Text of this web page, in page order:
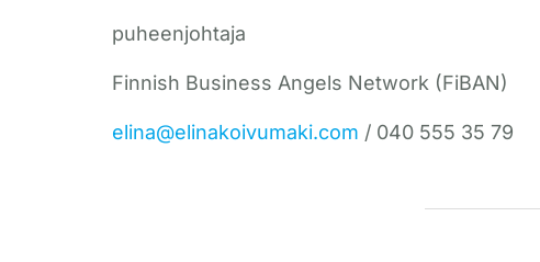
puheenjohtaja
Finnish Business Angels Network (FiBAN)
elina@elinakoivumaki.com / 040 555 35 79